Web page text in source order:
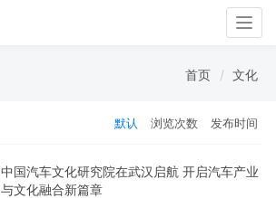
首页 文化
默认 浏览次数 发布时间
中国汽车文化研究院在武汉启航 开启汽车产业
与文化融合新篇章